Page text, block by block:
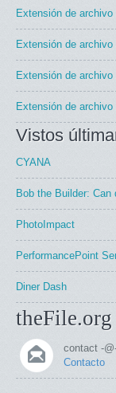
Extensión de archivo
Extensión de archivo
Extensión de archivo
Extensión de archivo
Vistos
CYANA
Bob the Builder: Can
PhotoImpact
PerformancePoint
Diner Dash
theFile.org
contact -
Contacto